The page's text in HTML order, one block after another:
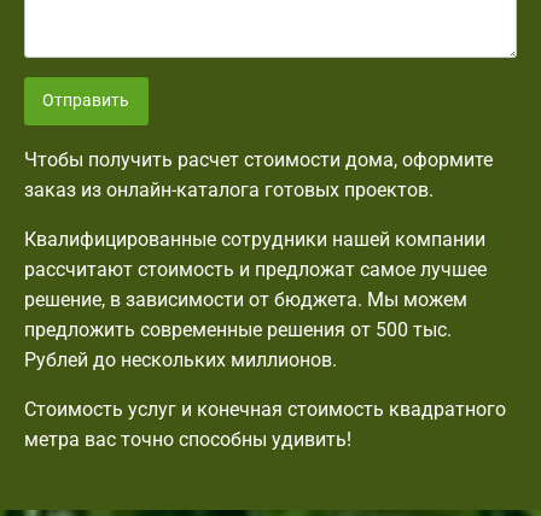
Отправить
Чтобы получить расчет стоимости дома, оформите
заказ из онлайн-каталога готовых проектов.
Квалифицированные сотрудники нашей компании
рассчитают стоимость и предложат самое лучшее
решение, в зависимости от бюджета. Мы можем
предложить современные решения от 500 тыс.
Рублей до нескольких миллионов.
Стоимость услуг и конечная стоимость квадратного
метра вас точно способны удивить!